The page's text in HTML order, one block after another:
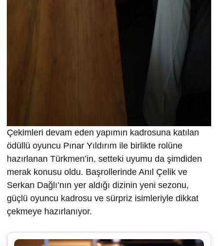
Çekimleri devam eden yapımın kadrosuna katılan
ödüllü oyuncu Pınar Yıldırım ile birlikte rolüne
hazırlanan Türkmen’in, setteki uyumu da şimdiden
merak konusu oldu. Başrollerinde Anıl Çelik ve
Serkan Dağlı’nın yer aldığı dizinin yeni sezonu,
güçlü oyuncu kadrosu ve sürpriz isimleriyle dikkat
çekmeye hazırlanıyor.